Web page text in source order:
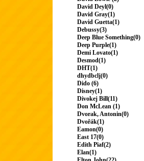
David Deyl(0)
David Gray(1)
David Guetta(1)
Debussy(3)
Deep Blue Something(0)
Deep Purple(1)
Demi Lovato(1)
Desmod(1)
DHT(1)
dhydbclj(0)
Dido (6)
Disney(1)
Divokej Bill(11)
Don McLean (1)
Dvorak, Antonin(0)
Dvořák(1)
Eamon(0)
East 17(0)
Edith Piaf(2)
Elan(1)